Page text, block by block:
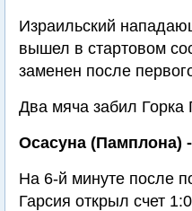
Израильский
вышел в стартовом
заменен после
Два мяча забил Горка
Осасуна (Памплона)
На 6-й минуте после
Гарсия открыл счет